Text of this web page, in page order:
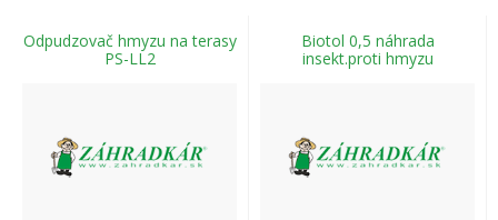
Odpudzovač hmyzu na terasy
PS-LL2
Biotol 0,5 náhrada
insekt.proti hmyzu